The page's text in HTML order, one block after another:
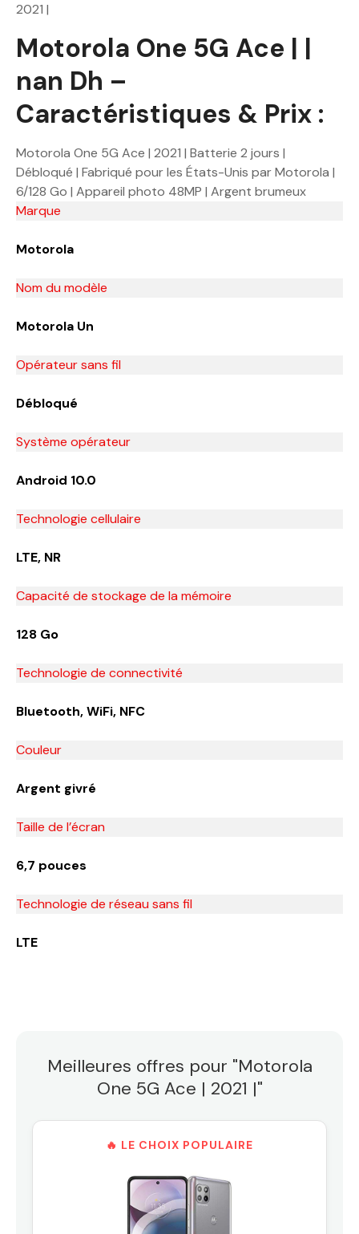
2021 |
Motorola One 5G Ace | |
nan Dh –
Caractéristiques & Prix :
Motorola One 5G Ace | 2021 | Batterie 2 jours |
Débloqué | Fabriqué pour les États-Unis par Motorola |
6/128 Go | Appareil photo 48MP | Argent brumeux
Marque
Motorola
Nom du modèle
Motorola Un
Opérateur sans fil
Débloqué
Système opérateur
Android 10.0
Technologie cellulaire
LTE, NR
Capacité de stockage de la mémoire
128 Go
Technologie de connectivité
Bluetooth, WiFi, NFC
Couleur
Argent givré
Taille de l’écran
6,7 pouces
Technologie de réseau sans fil
LTE
Meilleures offres pour "Motorola
One 5G Ace | 2021 |"
🔥 LE CHOIX POPULAIRE